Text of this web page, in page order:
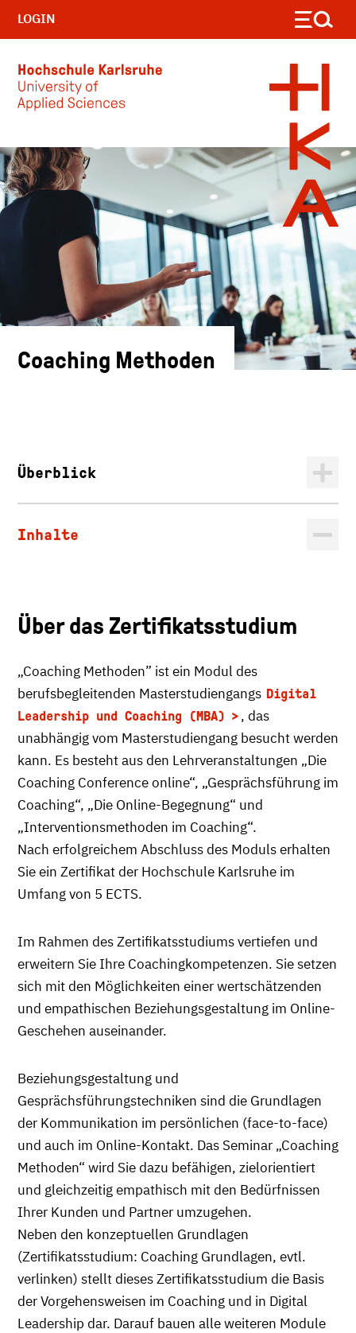
Skip to main content
LOGIN
Coaching Methoden
Überblick
Inhalte
Über das Zertifikatsstudium
„Coaching Methoden” ist ein Modul des
berufsbegleitenden Masterstudiengangs Digital
Leadership und Coaching (MBA)
, das
unabhängig vom Masterstudiengang besucht werden
kann. Es besteht aus den Lehrveranstaltungen „Die
Coaching Conference online“, „Gesprächsführung im
Coaching“, „Die Online-Begegnung“ und
„Interventionsmethoden im Coaching“.
Nach erfolgreichem Abschluss des Moduls erhalten
Sie ein Zertifikat der Hochschule Karlsruhe im
Umfang von 5 ECTS.
Im Rahmen des Zertifikatsstudiums vertiefen und
erweitern Sie Ihre Coachingkompetenzen. Sie setzen
sich mit den Möglichkeiten einer wertschätzenden
und empathischen Beziehungsgestaltung im Online-
Geschehen auseinander.
Beziehungsgestaltung und
Gesprächsführungstechniken sind die Grundlagen
der Kommunikation im persönlichen (face-to-face)
und auch im Online-Kontakt. Das Seminar „Coaching
Methoden“ wird Sie dazu befähigen, zielorientiert
und gleichzeitig empathisch mit den Bedürfnissen
Ihrer Kunden und Partner umzugehen.
Neben den konzeptuellen Grundlagen
(Zertifikatsstudium: Coaching Grundlagen, evtl.
verlinken) stellt dieses Zertifikatsstudium die Basis
der Vorgehensweisen im Coaching und in Digital
Leadership dar. Darauf bauen alle weiteren Module